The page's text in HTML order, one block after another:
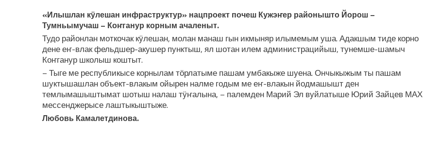
«Илышлан кӱлешан инфраструктур» нацпроект почеш Кужэҥер районышто Йорош –
Тумньымучаш – Коҥганур корным ачаленыт.
Тудо районлан моткочак кӱлешан, молан манаш гын икмыняр илымемым уша. Адакшым тиде корно
дене еҥ-влак фельдшер-акушер пунктыш, ял шотан илем администрацийыш, тунемше-шамыч
Коҥганур школыш коштыт.
– Тыге ме республикысе корнылам тӧрлатыме пашам умбакыже шуена. Ончыкыжым ты пашам
шуктышашлан объект-влакым ойырен налме годым ме еҥ-влакын йодмашышт ден
темлымашыштымат шотыш налаш тӱҥалына, – палемден Марий Эл вуйлатыше Юрий Зайцев МАХ
мессенджерысе лаштыкыштыже.
Любовь Камалетдинова.